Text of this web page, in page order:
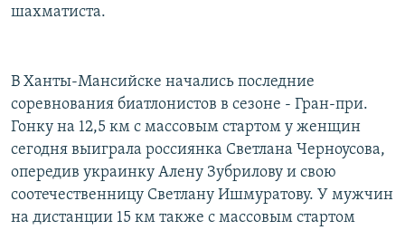
шахматиста.
В Ханты-Мансийске начались последние
соревнования биатлонистов в сезоне - Гран-при.
Гонку на 12,5 км с массовым стартом у женщин
сегодня выиграла россиянка Светлана Черноусова,
опередив украинку Алену Зубрилову и свою
соотечественницу Светлану Ишмуратову. У мужчин
на дистанции 15 км также с массовым стартом